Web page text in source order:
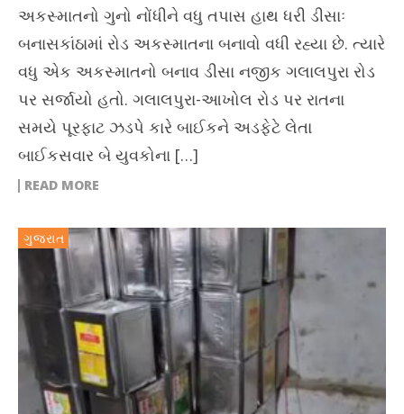
અકસ્માતનો ગુનો નોંધીને વધુ તપાસ હાથ ધરી ડીસાઃ
બનાસકાંઠામાં રોડ અકસ્માતના બનાવો વધી રહ્યા છે. ત્યારે
વધુ એક અકસ્માતનો બનાવ ડીસા નજીક ગલાલપુરા રોડ
પર સર્જાયો હતો. ગલાલપુરા-આખોલ રોડ પર રાતના
સમયે પૂરફાટ ઝડપે કારે બાઈકને અડફેટે લેતા
બાઈકસવાર બે યુવકોના […]
READ MORE
ગુજરાત